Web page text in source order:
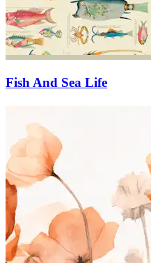
Fish And Sea Life